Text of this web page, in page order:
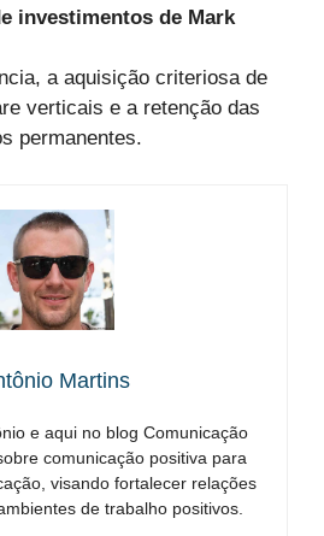
investimentos de Mark
a aquisição criteriosa de
verticais e a retenção das
permanentes.
Martins
e aqui no blog Comunicação
comunicação positiva para
visando fortalecer relações
de trabalho positivos.